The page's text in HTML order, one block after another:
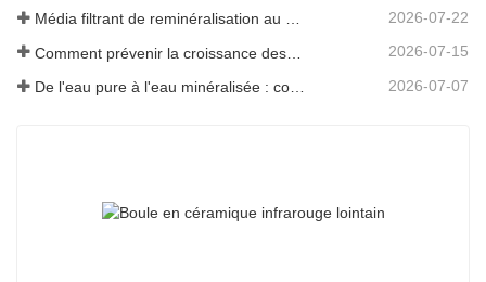
Média filtrant de reminéralisation au magnésium pour systèmes d'eau RO 2026-07-22
2026-07-15
2026-07-07